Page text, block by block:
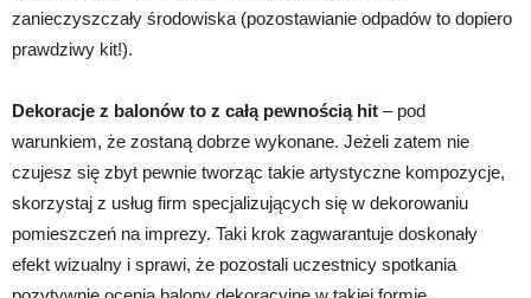
zanieczyszczały środowiska (pozostawianie odpadów to dopiero
prawdziwy kit!).
Dekoracje z balonów to z całą pewnością hit – pod
warunkiem, że zostaną dobrze wykonane. Jeżeli zatem nie
czujesz się zbyt pewnie tworząc takie artystyczne kompozycje,
skorzystaj z usług firm specjalizujących się w dekorowaniu
pomieszczeń na imprezy. Taki krok zagwarantuje doskonały
efekt wizualny i sprawi, że pozostali uczestnicy spotkania